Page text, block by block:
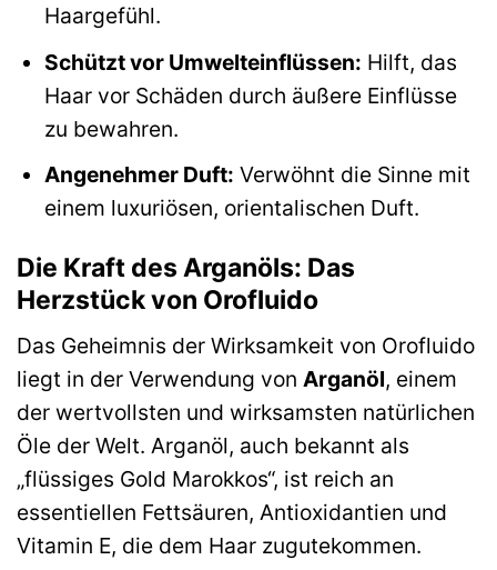
Haargefühl.
Schützt vor Umwelteinflüssen: Hilft, das
Haar vor Schäden durch äußere Einflüsse
zu bewahren.
Angenehmer Duft: Verwöhnt die Sinne mit
einem luxuriösen, orientalischen Duft.
Die Kraft des Arganöls: Das
Herzstück von Orofluido
Das Geheimnis der Wirksamkeit von Orofluido
liegt in der Verwendung von Arganöl, einem
der wertvollsten und wirksamsten natürlichen
Öle der Welt. Arganöl, auch bekannt als
„flüssiges Gold Marokkos“, ist reich an
essentiellen Fettsäuren, Antioxidantien und
Vitamin E, die dem Haar zugutekommen.